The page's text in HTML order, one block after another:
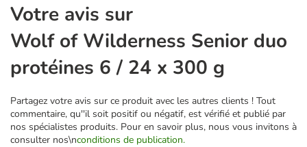
Votre avis sur
Wolf of Wilderness Senior duo
protéines 6 / 24 x 300 g
Partagez votre avis sur ce produit avec les autres clients ! Tout
commentaire, qu''il soit positif ou négatif, est vérifié et publié par
nos spécialistes produits. Pour en savoir plus, nous vous invitons à
consulter nos\nconditions de publication.